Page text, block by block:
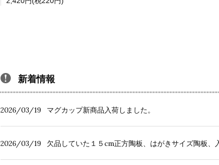
新着情報
2026/03/19 マグカップ新商品入荷しました。
2026/03/19 欠品していた１５cm正方陶板、はがきサイズ陶板、